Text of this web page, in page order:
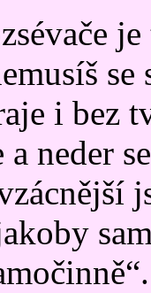
se
i bez
a neder